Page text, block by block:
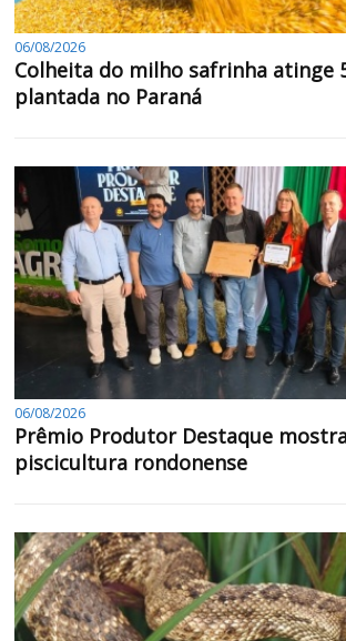
06/08/2026
Colheita do milho safrinha atinge
plantada no Paraná
06/08/2026
Prêmio Produtor Destaque
piscicultura rondonense